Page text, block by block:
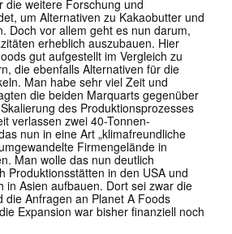
die weitere Forschung und
um Alternativen zu Kakaobutter und
Doch vor allem geht es nun darum,
erheblich auszubauen. Hier
gut aufgestellt im Vergleich zu
die ebenfalls Alternativen für die
Man habe sehr viel Zeit und
die beiden Marquarts gegenüber
des Produktionsprozesses
verlassen zwei 40-Tonnen-
nun in eine Art „klimafreundliche
Firmengelände in
Man wolle das nun deutlich
Produktionsstätten in den USA und
in Asien aufbauen. Dort sei zwar die
die Anfragen an Planet A Foods
Expansion war bisher finanziell noch